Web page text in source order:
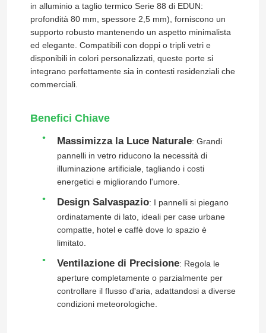
in alluminio a taglio termico Serie 88 di EDUN:
profondità 80 mm, spessore 2,5 mm), forniscono un
supporto robusto mantenendo un aspetto minimalista
ed elegante. Compatibili con doppi o tripli vetri e
disponibili in colori personalizzati, queste porte si
integrano perfettamente sia in contesti residenziali che
commerciali.
Benefici Chiave
Massimizza la Luce Naturale: Grandi
pannelli in vetro riducono la necessità di
illuminazione artificiale, tagliando i costi
energetici e migliorando l'umore.
Design Salvaspazio: I pannelli si piegano
ordinatamente di lato, ideali per case urbane
compatte, hotel e caffè dove lo spazio è
limitato.
Ventilazione di Precisione: Regola le
aperture completamente o parzialmente per
controllare il flusso d'aria, adattandosi a diverse
condizioni meteorologiche.